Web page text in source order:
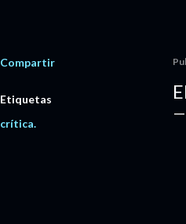
Compartir
Etiquetas
crítica.